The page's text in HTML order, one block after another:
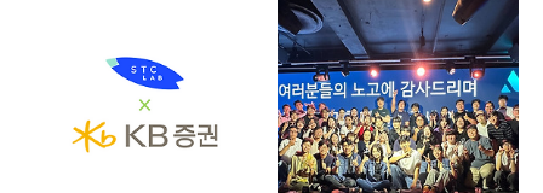
서로를 더 잘 알아감으로써 팀워크에
대해 다시 한번 생각해볼 수 있는 좋
은 기회였습니다. 목차워크숍의 목적
막상 가면 또 열정적으로!밤을 잊은
그대에게...좋은 코드는 팀워크에서
시의 순간을 보내며 "우리가 이런 회
사에서 함게 일하고 있구나"하고 새
삼 느끼게 되었습니다. 오늘의 분위
기를 마음에 담아, 늘 서로 존중하고
응원하며 더 멋진 일을 함께 만들어
나가겠습니다. 목차할로윈 파티에 초
대합니다!함께 따뜻한 가을 저녁 만
들기 할로윈 파티에 초대합니다!10